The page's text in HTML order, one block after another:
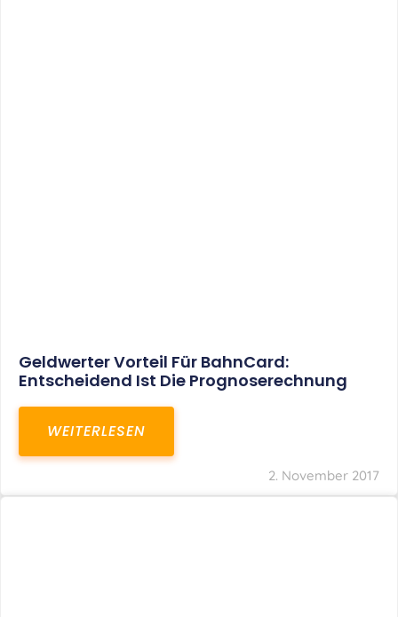
Geldwerter Vorteil Für BahnCard:
Entscheidend Ist Die Prognoserechnung
WEITERLESEN
2. November 2017